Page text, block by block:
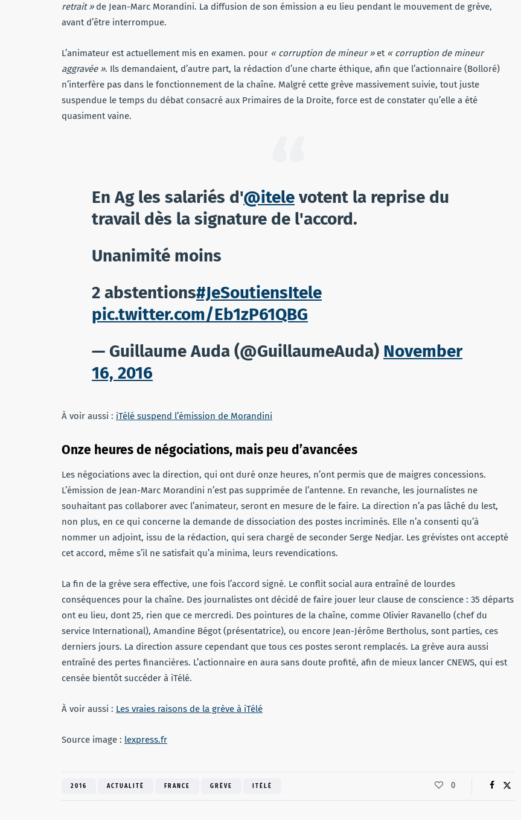
retrait »de Jean-Marc Morandini. La diffusion de son émission a eu lieu pendant le mouvement de grève,
avant d’être interrompue.
L’animateur est actuellement mis en examen. pour « corruption de mineur »et « corruption de mineur
aggravée ». Ils demandaient, d’autre part, la rédaction d’une charte éthique, afin que l’actionnaire (Bolloré)
n’interfère pas dans le fonctionnement de la chaîne. Malgré cette grève massivement suivie, tout juste
suspendue le temps du débat consacré aux Primaires de la Droite, force est de constater qu’elle a été
quasiment vaine.
En Ag les salariés d'@itele votent la reprise du
travail dès la signature de l'accord.
Unanimité moins
2 abstentions#JeSoutiensItele
pic.twitter.com/Eb1zP61QBG
— Guillaume Auda (@GuillaumeAuda) November
16, 2016
À voir aussi : iTélé suspend l’émission de Morandini
Onze heures de négociations, mais peu d’avancées
Les négociations avec la direction, qui ont duré onze heures, n’ont permis que de maigres concessions.
L’émission de Jean-Marc Morandini n’est pas supprimée de l’antenne. En revanche, les journalistes ne
souhaitant pas collaborer avec l’animateur, seront en mesure de le faire. La direction n’a pas lâché du lest,
non plus, en ce qui concerne la demande de dissociation des postes incriminés. Elle n’a consenti qu’à
nommer un adjoint, issu de la rédaction, qui sera chargé de seconder Serge Nedjar. Les grévistes ont accepté
cet accord, même s’il ne satisfait qu’a minima, leurs revendications.
La fin de la grève sera effective, une fois l’accord signé. Le conflit social aura entraîné de lourdes
conséquences pour la chaîne. Des journalistes ont décidé de faire jouer leur clause de conscience : 35 départs
ont eu lieu, dont 25, rien que ce mercredi. Des pointures de la chaîne, comme Olivier Ravanello (chef du
service International), Amandine Bégot (présentatrice), ou encore Jean-Jérôme Bertholus, sont parties, ces
derniers jours. La direction assure cependant que tous ces postes seront remplacés. La grève aura aussi
entraîné des pertes financières. L’actionnaire en aura sans doute profité, afin de mieux lancer CNEWS, qui est
censée bientôt succéder à iTélé.
À voir aussi : Les vraies raisons de la grève à iTélé
Source image : lexpress.fr
2016 ACTUALITÉ FRANCE GRÈVE ITÉLÉ 0